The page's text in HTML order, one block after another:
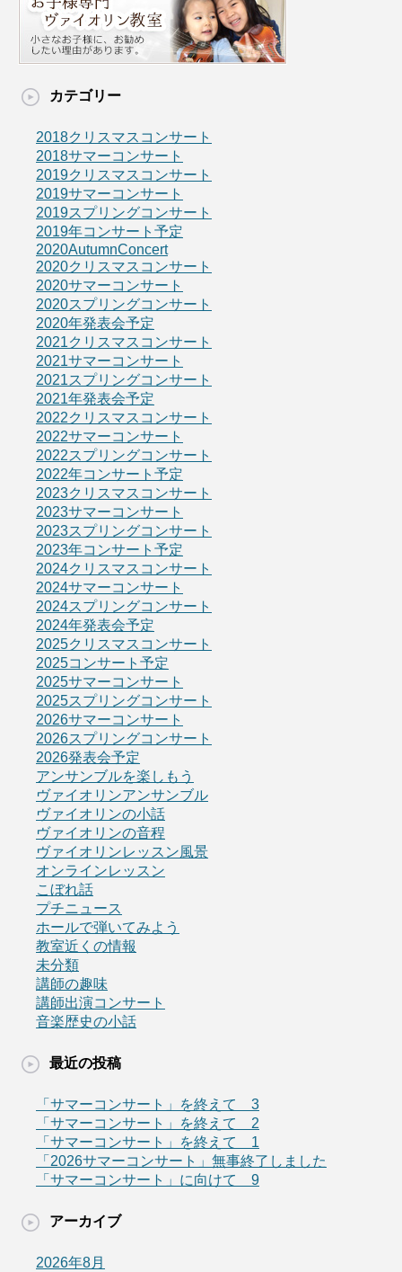
カテゴリー
2018クリスマスコンサート
2018サマーコンサート
2019クリスマスコンサート
2019サマーコンサート
2019スプリングコンサート
2019年コンサート予定
2020AutumnConcert
2020クリスマスコンサート
2020サマーコンサート
2020スプリングコンサート
2020年発表会予定
2021クリスマスコンサート
2021サマーコンサート
2021スプリングコンサート
2021年発表会予定
2022クリスマスコンサート
2022サマーコンサート
2022スプリングコンサート
2022年コンサート予定
2023クリスマスコンサート
2023サマーコンサート
2023スプリングコンサート
2023年コンサート予定
2024クリスマスコンサート
2024サマーコンサート
2024スプリングコンサート
2024年発表会予定
2025クリスマスコンサート
2025コンサート予定
2025サマーコンサート
2025スプリングコンサート
2026サマーコンサート
2026スプリングコンサート
2026発表会予定
アンサンブルを楽しもう
ヴァイオリンアンサンブル
ヴァイオリンの小話
ヴァイオリンの音程
ヴァイオリンレッスン風景
オンラインレッスン
こぼれ話
プチニュース
ホールで弾いてみよう
教室近くの情報
未分類
講師の趣味
講師出演コンサート
音楽歴史の小話
最近の投稿
「サマーコンサート」を終えて 3
「サマーコンサート」を終えて 2
「サマーコンサート」を終えて 1
「2026サマーコンサート」無事終了しました
「サマーコンサート」に向けて 9
アーカイブ
2026年8月